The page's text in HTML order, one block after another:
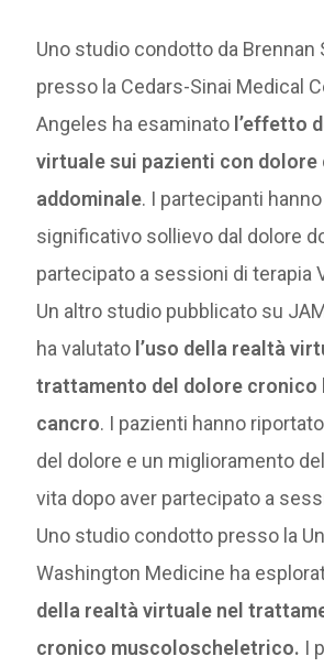
Uno studio condotto da Brennan
presso la Cedars-Sinai Medical
Angeles ha esaminato l’effetto
virtuale sui pazienti con dolore
addominale. I partecipanti
significativo sollievo dal dolore
partecipato a sessioni di terapia
Un altro studio pubblicato su
ha valutato l’uso della realtà
trattamento del dolore cronico
cancro. I pazienti hanno
del dolore e un miglioramento
vita dopo aver partecipato a
Uno studio condotto presso la
Washington Medicine ha
della realtà virtuale nel
cronico muscoloscheletrico. I